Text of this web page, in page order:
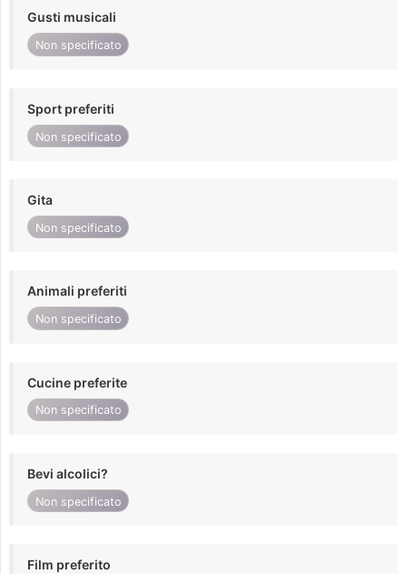
Gusti musicali
Non specificato
Sport preferiti
Non specificato
Gita
Non specificato
Animali preferiti
Non specificato
Cucine preferite
Non specificato
Bevi alcolici?
Non specificato
Film preferito